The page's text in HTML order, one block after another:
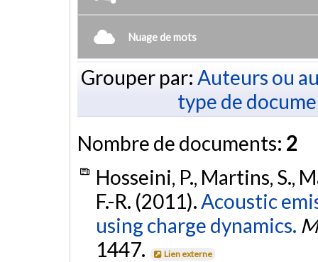
Nuage de mots
Grouper par: Auteurs ou
type de
Nombre de documents: 2
Hosseini, P., Martins, S.,
F.-R. (2011).Acoustic
using charge dynamics.
1447.
Lien externe